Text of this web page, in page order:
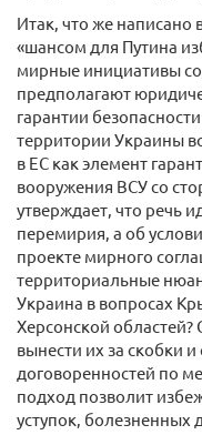
Итак, что же написано
«шансом для Путина
мирные инициативы
предполагают
гарантии
территории Украины
в ЕС как элемент
вооружения ВСУ со
утверждает, что речь
перемирия, а об
проекте мирного
территориальные
Украина в вопросах
Херсонской областей?
вынести их за скобки
договоренностей по
подход позволит
уступок, болезненных